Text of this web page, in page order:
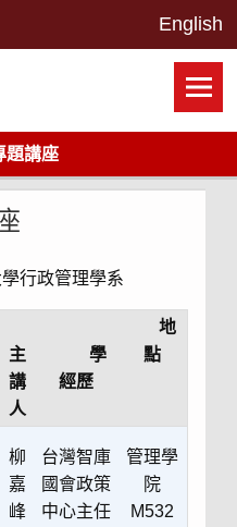
題講座
行政管理學系
主
講
人
學
經歷
地
點
柳
嘉
峰
台灣智庫
國會政策
中心主任
管理學
院
M532